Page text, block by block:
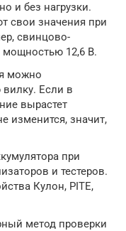
и без нагрузки.
свои значения при
свинцово-
12,6 В.
можно
вилку. Если в
вырастет
изменится, значит,
при
и тестеров.
Кулон, PITE,
метод проверки